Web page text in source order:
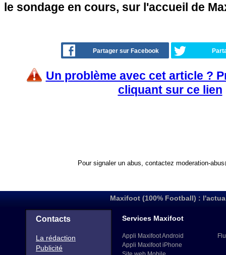
le sondage en cours, sur l'accueil de
Partager sur Facebook
Un problème avec cet article ?
cliquant sur ce lien
Pour signaler un abus, contactez moderation-
Maxifoot (100% Football) :
Contacts
La rédaction
Publicité
Services Maxifoot
Appli Maxifoot Android
Appli Maxifoot iPhone